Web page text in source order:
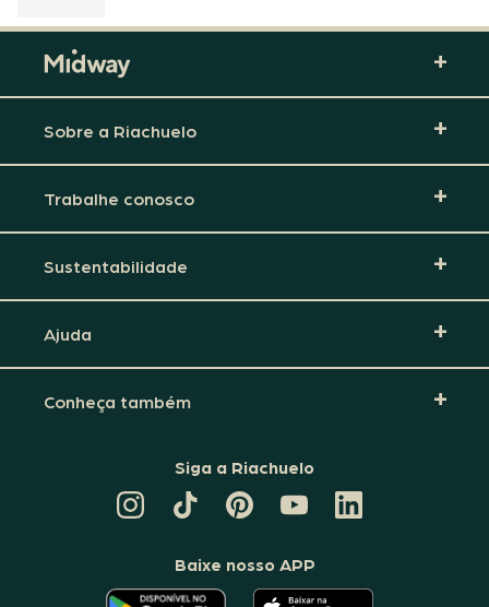
Sobre a Riachuelo
Trabalhe conosco
Sustentabilidade
Ajuda
Conheça também
Siga a Riachuelo
TIKTOK
DA
PINTEREST
DA
CANAL
DA
RIACHUELO
LINKEDIN
DA
Baixe nosso APP
O O